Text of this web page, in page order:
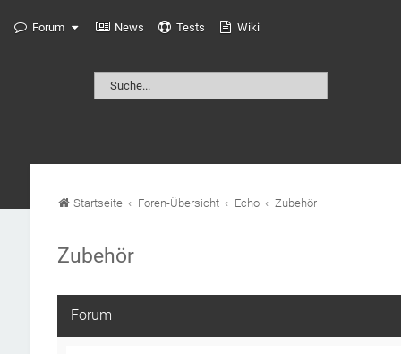
Forum News Tests Wiki
Startseite Foren-Übersicht Echo Zubehör
Zubehör
Forum